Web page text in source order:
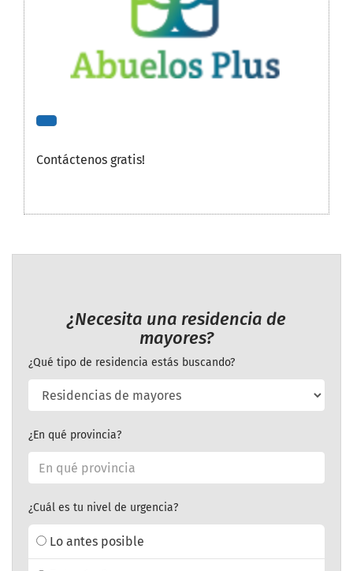
Contáctenos gratis!
¿Necesita una residencia de
mayores?
¿Qué tipo de residencia estás buscando?
¿En qué provincia?
¿Cuál es tu nivel de urgencia?
Lo antes posible